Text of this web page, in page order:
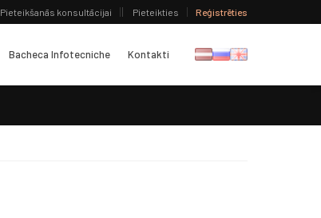
Pieteikšanās konsultācijai Pieteikties Reģistrēties
Bacheca Infotecniche Kontakti